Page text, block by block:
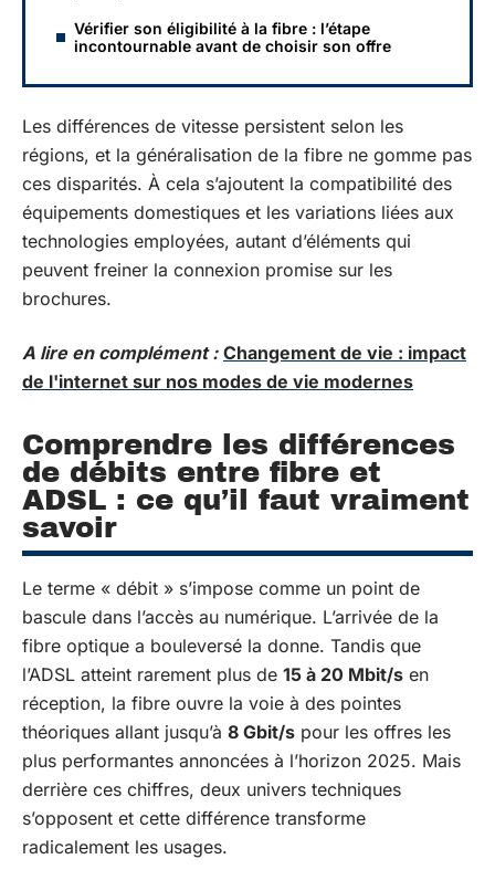
Vérifier son éligibilité à la fibre : l’étape
incontournable avant de choisir son offre
Les différences de vitesse persistent selon les
régions, et la généralisation de la fibre ne gomme pas
ces disparités. À cela s’ajoutent la compatibilité des
équipements domestiques et les variations liées aux
technologies employées, autant d’éléments qui
peuvent freiner la connexion promise sur les
brochures.
A lire en complément : Changement de vie : impact
de l'internet sur nos modes de vie modernes
Comprendre les différences
de débits entre fibre et
ADSL : ce qu’il faut vraiment
savoir
Le terme « débit » s’impose comme un point de
bascule dans l’accès au numérique. L’arrivée de la
fibre optique a bouleversé la donne. Tandis que
l’ADSL atteint rarement plus de 15 à 20 Mbit/s en
réception, la fibre ouvre la voie à des pointes
théoriques allant jusqu’à 8 Gbit/s pour les offres les
plus performantes annoncées à l’horizon 2025. Mais
derrière ces chiffres, deux univers techniques
s’opposent et cette différence transforme
radicalement les usages.